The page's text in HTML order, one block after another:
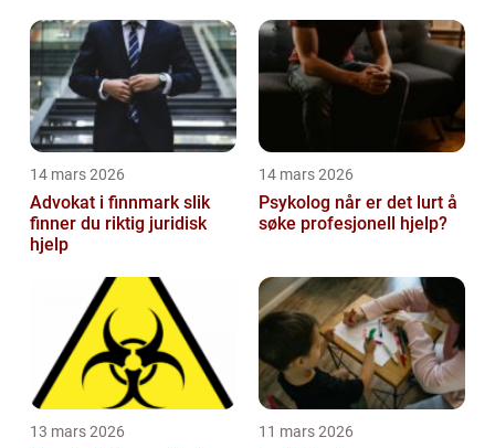
14 mars 2026
Advokat i finnmark slik
finner du riktig juridisk
hjelp
14 mars 2026
Psykolog når er det lurt å
søke profesjonell hjelp?
13 mars 2026 11 mars 2026